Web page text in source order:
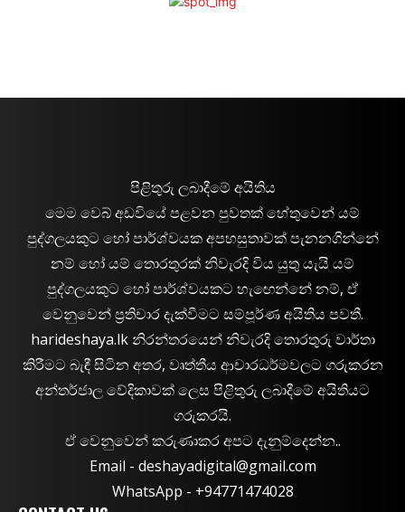
පිළිතුරු ලබාදීමේ අයිතිය
මෙම වෙබ් අඩවියේ පළවන පුවතක් හේතුවෙන් යම්
පුද්ගලයකුට හෝ පාර්ශ්වයක අපහසුතාවක් පැනනගින්නේ
නම් හෝ යම් තොරතුරක් නිවැරදි විය යුතු යැයි යම්
පුද්ගලයකුට හෝ පාර්ශ්වයකට හැඟෙන්නේ නම්, ඒ
වෙනුවෙන් ප්‍රතිචාර දැක්වීමට සම්පූර්ණ අයිතිය පවතී.
harideshaya.lk නිරන්තරයෙන් නිවැරදි තොරතුරු වාර්තා
කිරීමට බැඳී සිටින අතර, වෘත්තීය ආචාරධර්මවලට ගරුකරන
අන්තර්ජාල වේදිකාවක් ලෙස පිළිතුරු ලබාදීමේ අයිතියට
ගරුකරයි.
ඒ වෙනුවෙන් කරුණාකර අපට දැනුම්දෙන්න..
Email - deshayadigital@gmail.com
WhatsApp - ‪+94771474028